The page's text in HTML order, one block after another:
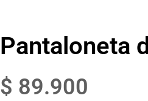
Pantaloneta
$ 89.900